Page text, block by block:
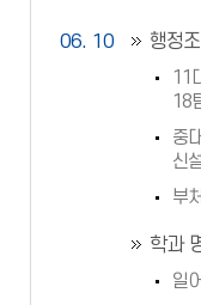
06. 10
행정
11
18
중
신설
부
학과
일